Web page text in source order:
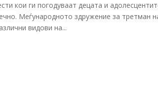
кои ги погодуваат децата и
Меѓународното здружение за третман
видови на...